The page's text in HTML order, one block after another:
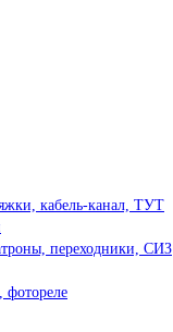
кабель-канал, ТУТ
переходники, СИЗ
фотореле